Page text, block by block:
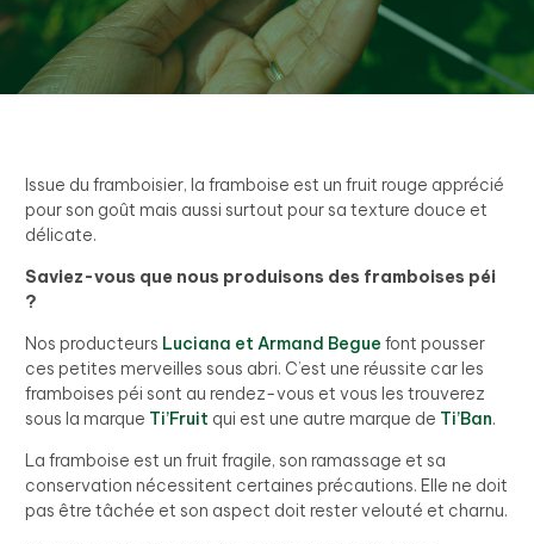
Issue du framboisier, la framboise est un fruit rouge apprécié
pour son goût mais aussi surtout pour sa texture douce et
délicate.
Saviez-vous que nous produisons des framboises péi
?
Nos producteurs Luciana et Armand Begue font pousser
ces petites merveilles sous abri. C’est une réussite car les
framboises péi sont au rendez-vous et vous les trouverez
sous la marque Ti’Fruit qui est une autre marque de Ti’Ban.
La framboise est un fruit fragile, son ramassage et sa
conservation nécessitent certaines précautions. Elle ne doit
pas être tâchée et son aspect doit rester velouté et charnu.